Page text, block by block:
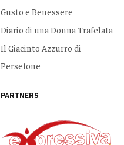
Gusto e Benessere
Diario di una Donna Trafelata
Il Giacinto Azzurro di
Persefone
PARTNERS